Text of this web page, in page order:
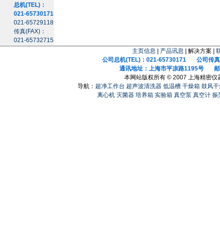
总机(TEL)：
021-65730171
021-65729118
传真(FAX)：
021-65732715
主页信息 产品讯息 | 解决方案 |
公司总机(TEL)：021-65730171 公司传真
通讯地址：上海市平凉路1195号 邮
本网站版权所有 © 2007 上海精密仪
导航： 超净工作台 超声波清洗器 低温槽 干燥箱 鼓风
离心机 灭菌器 培养箱 实验箱 真空泵 真空计 振